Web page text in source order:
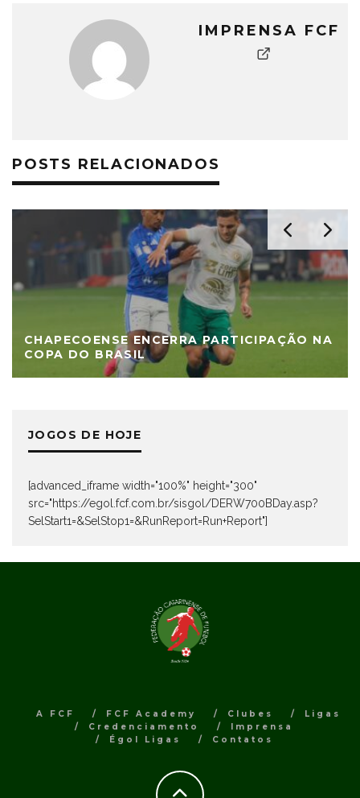
IMPRENSA FCF
POSTS RELACIONADOS
CHAPECOENSE ENCERRA PARTICIPAÇÃO NA
COPA DO BRASIL
JOGOS DE HOJE
[advanced_iframe width="100%" height="300"
src="https://egol.fcf.com.br/sisgol/DERW700BDay.asp?
SelStart1=&SelStop1=&RunReport=Run+Report"]
A FCF FCF Academy Clubes
Ligas
Credenciamento
Imprensa
Égol Ligas
Contatos